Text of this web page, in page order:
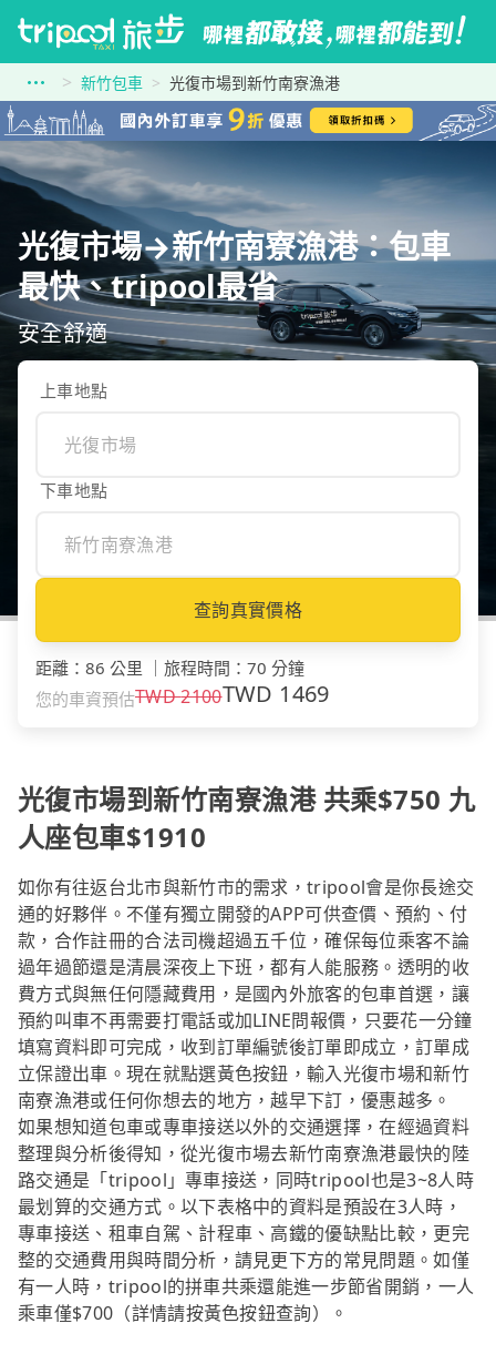
新竹包車 光復市場到新竹南寮漁港
光復市場→新竹南寮漁港：包車
最快、tripool最省
安全舒適
上車地點
下車地點
查詢真實價格
距離 ： 86 公里 旅程時間 ： 70 分鐘
您的車資預估TWD2100TWD 1469
光復市場到新竹南寮漁港 共乘$750 九
人座包車$1910
如你有往返台北市與新竹市的需求，tripool會是你長途交
通的好夥伴。不僅有獨立開發的APP可供查價、預約、付
款，合作註冊的合法司機超過五千位，確保每位乘客不論
過年過節還是清晨深夜上下班，都有人能服務。透明的收
費方式與無任何隱藏費用，是國內外旅客的包車首選，讓
預約叫車不再需要打電話或加LINE問報價，只要花一分鐘
填寫資料即可完成，收到訂單編號後訂單即成立，訂單成
立保證出車。現在就點選黃色按鈕，輸入光復市場和新竹
南寮漁港或任何你想去的地方，越早下訂，優惠越多。
如果想知道包車或專車接送以外的交通選擇，在經過資料
整理與分析後得知，從光復市場去新竹南寮漁港最快的陸
路交通是「tripool」專車接送，同時tripool也是3~8人時
最划算的交通方式。以下表格中的資料是預設在3人時，
專車接送、租車自駕、計程車、高鐵的優缺點比較，更完
整的交通費用與時間分析，請見更下方的常見問題。如僅
有一人時，tripool的拼車共乘還能進一步節省開銷，一人
乘車僅$700（詳情請按黃色按鈕查詢）。